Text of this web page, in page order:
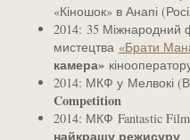
«Кіношок» в Анапі
2014: 35 Міжнародний
мистецтва «Брати
камера»
2014: МКФ у Мелвокі
Competition
2014: МКФ Fantastic
найкращу режисуру